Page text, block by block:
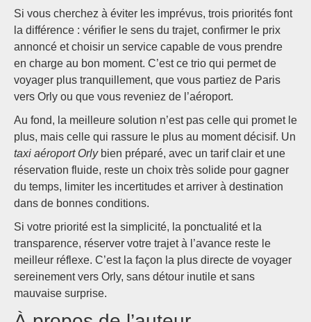
Si vous cherchez à éviter les imprévus, trois priorités font
la différence : vérifier le sens du trajet, confirmer le prix
annoncé et choisir un service capable de vous prendre
en charge au bon moment. C’est ce trio qui permet de
voyager plus tranquillement, que vous partiez de Paris
vers Orly ou que vous reveniez de l’aéroport.
Au fond, la meilleure solution n’est pas celle qui promet le
plus, mais celle qui rassure le plus au moment décisif. Un
taxi aéroport Orlybien préparé, avec un tarif clair et une
réservation fluide, reste un choix très solide pour gagner
du temps, limiter les incertitudes et arriver à destination
dans de bonnes conditions.
Si votre priorité est la simplicité, la ponctualité et la
transparence, réserver votre trajet à l’avance reste le
meilleur réflexe. C’est la façon la plus directe de voyager
sereinement vers Orly, sans détour inutile et sans
mauvaise surprise.